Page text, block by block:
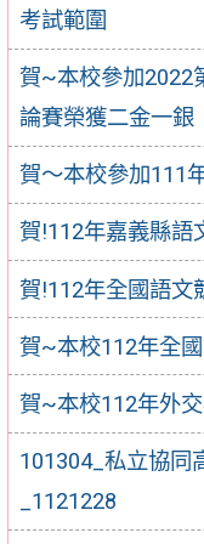
考試範圍
賀~本校參加2022
論賽榮獲二金一銀
賀～本校參加111
賀!112年嘉義縣語
賀!112年全國語文
賀~本校112年全
賀~本校112年外
101304_私立協同
_1121228